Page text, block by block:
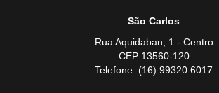
São Carlos
Rua Aquidaban, 1 - Centro
CEP 13560-120
Telefone: (16) 99320 6017